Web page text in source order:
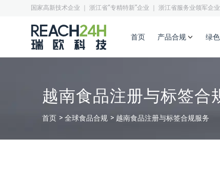
国家高新技术企业 ｜ 浙江省“专精特新”企业 ｜ 浙江省服务业领军企业
首页 产品合规 绿
越南食品注册与标签合
首页 全球食品合规 越南食品注册与标签合规服务